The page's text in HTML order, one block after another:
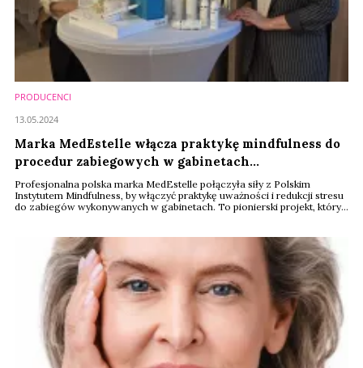
PRODUCENCI
Marka MedEstelle włącza praktykę mindfulness do
procedur zabiegowych w gabinetach
kosmetycznych
Profesjonalna polska marka MedEstelle połączyła siły z Polskim
Instytutem Mindfulness, by włączyć praktykę uważności i redukcji stresu
do zabiegów wykonywanych w gabinetach. To pionierski projekt, który
marki Dermika, oraz dr n. chemicznych Małgorzata Chełkowska – także
twórczynie i ...
13.05.2024